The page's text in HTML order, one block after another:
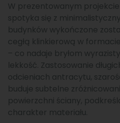
W prezentowanym
spotyka się z
budynków wykończone
cegłą klinkierową w
– co nadaje bryłom
lekkość. Zastosowanie
odcieniach antracytu,
buduje subtelne
powierzchni ściany,
charakter materiału.